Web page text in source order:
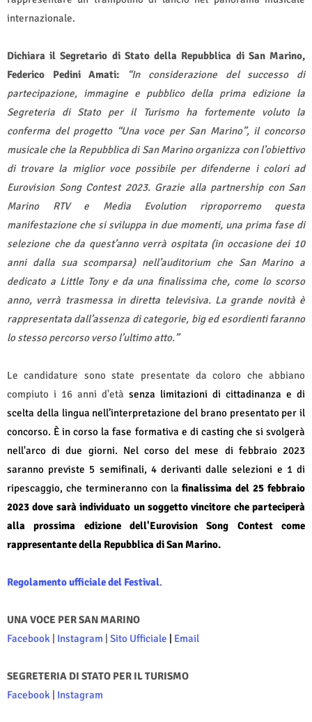
internazionale.
Dichiara il Segretario di Stato della Repubblica di San Marino,
Federico Pedini Amati:
“In considerazione del successo di
partecipazione, immagine e pubblico della prima edizione la
Segreteria di Stato per il Turismo ha fortemente voluto la
conferma del progetto “Una voce per San Marino”, il concorso
musicale che la Repubblica di San Marino organizza con l’obiettivo
di trovare la miglior voce possibile per difenderne i colori ad
Eurovision Song Contest 2023. Grazie alla partnership con San
Marino RTV e Media Evolution riproporremo questa
manifestazione che si sviluppa in due momenti, una prima fase di
selezione che da quest’anno verrà ospitata (in occasione dei 10
anni dalla sua scomparsa) nell’auditorium che San Marino a
dedicato a Little Tony e da una finalissima che, come lo scorso
anno, verrà trasmessa in diretta televisiva. La grande novità è
rappresentata dall’assenza di categorie, big ed esordienti faranno
lo stesso percorso verso l’ultimo atto.”
Le candidature sono state presentate da coloro che abbiano
compiuto i 16 anni d'età senza limitazioni di cittadinanza e di
scelta della lingua nell’interpretazione del brano presentato per il
concorso. È in corso la fase formativa e di casting che si svolgerà
nell'arco di due giorni. Nel corso del mese di febbraio 2023
saranno previste 5 semifinali, 4 derivanti dalle selezioni e 1 di
ripescaggio, che termineranno con lafinalissima del 25 febbraio
2023 dove sarà individuato un soggetto vincitore che parteciperà
alla prossima edizione dell'Eurovision Song Contest come
rappresentante della Repubblica di San Marino.
Regolamento ufficiale del Festival.
UNA VOCE PER SAN MARINO
Facebook | Instagram | Sito Ufficiale | Email
SEGRETERIA DI STATO PER IL TURISMO
Facebook | Instagram